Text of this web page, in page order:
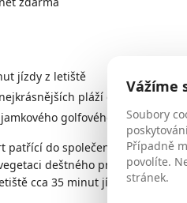
jízdy z letiště
pláží ostrova
golfového hřiště
patřící do společenství The
deštného pralesa. V
cca 35 minut jízdy, od
Vážíme
Soubory
Případně
povolíte.
stránek.